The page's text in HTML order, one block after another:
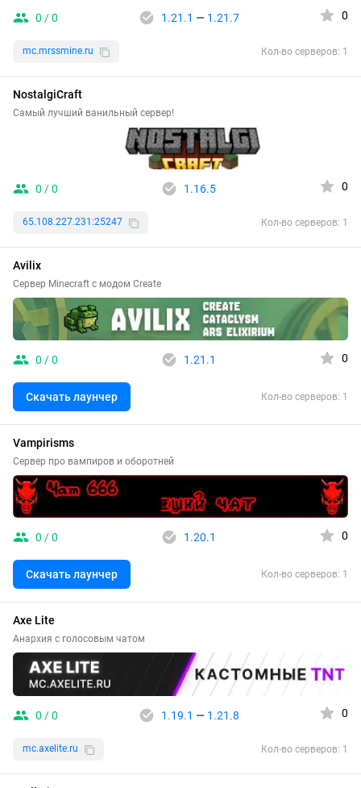
0 / 0 1.21.1 — 1.21.7 0
mc.mrssmine.ru Кол-во серверов: 1
NostalgiCraft
Самый лучший ванильный сервер!
0 / 0 1.16.5 0
65.108.227.231:25247 Кол-во серверов: 1
Avilix
Сервер Minecraft с модом Create
0 / 0 1.21.1 0
Скачать лаунчер Кол-во серверов: 1
Vampirisms
Сервер про вампиров и оборотней
0 / 0 1.20.1 0
Скачать лаунчер Кол-во серверов: 1
Axe Lite
Анархия с голосовым чатом
0 / 0 1.19.1 — 1.21.8 0
mc.axelite.ru Кол-во серверов: 1